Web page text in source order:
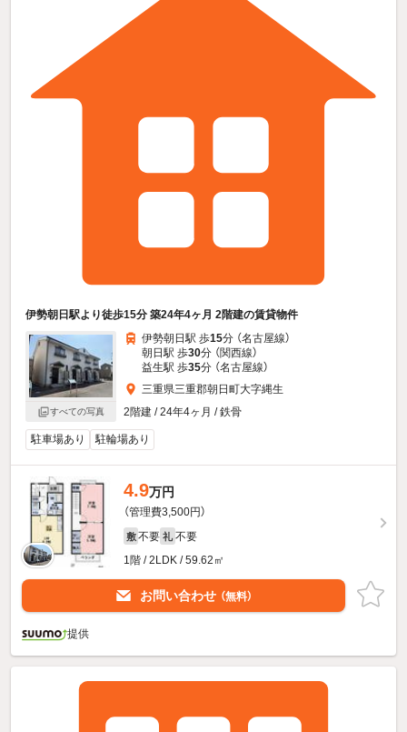
伊勢朝日駅より徒歩15分 築24年4ヶ月 2階建の賃貸物件
すべての写真
伊勢朝日駅 歩15分 （名古屋線）
朝日駅 歩30分 （関西線）
益生駅 歩35分 （名古屋線）
三重県三重郡朝日町大字縄生
2階建 / 24年4ヶ月 / 鉄骨
駐車場あり 駐輪場あり
4.9万円
（管理費3,500円）
敷 不要 礼 不要
1階 / 2LDK / 59.62㎡
お問い合わせ （無料）
提供